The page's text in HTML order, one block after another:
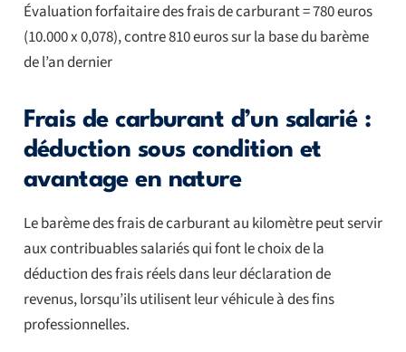
Évaluation forfaitaire des frais de carburant = 780 euros
(10.000 x 0,078), contre 810 euros sur la base du barème
de l’an dernier
Frais de carburant d’un salarié :
déduction sous condition et
avantage en nature
Le barème des frais de carburant au kilomètre peut servir
aux contribuables salariés qui font le choix de la
déduction des frais réels dans leur déclaration de
revenus, lorsqu’ils utilisent leur véhicule à des fins
professionnelles.